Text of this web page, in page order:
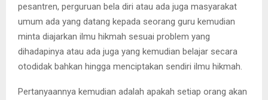
pesantren, perguruan bela diri atau ada juga masyarakat
umum ada yang datang kepada seorang guru kemudian
minta diajarkan ilmu hikmah sesuai problem yang
dihadapinya atau ada juga yang kemudian belajar secara
otodidak bahkan hingga menciptakan sendiri ilmu hikmah.
Pertanyaannya kemudian adalah apakah setiap orang akan